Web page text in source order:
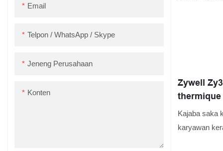
Email
Telpon / WhatsApp / Skype
Jeneng Perusahaan
Konten
Zywell
printer
Kajaba saka
karyawan